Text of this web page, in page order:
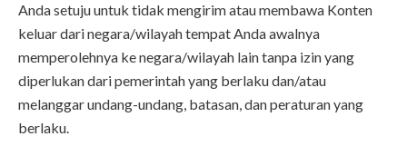
Anda setuju untuk tidak mengirim atau membawa Konten
keluar dari negara/wilayah tempat Anda awalnya
memperolehnya ke negara/wilayah lain tanpa izin yang
diperlukan dari pemerintah yang berlaku dan/atau
melanggar undang-undang, batasan, dan peraturan yang
berlaku.